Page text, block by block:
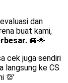
dan
buat kami,
🚐🌟
cek juga sendiri
langsung ke CS
💯